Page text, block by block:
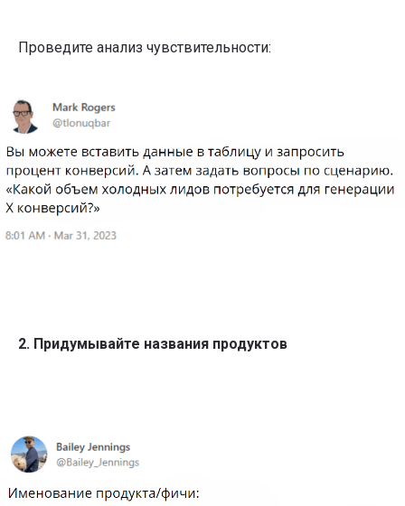
Проведите анализ чувствительности:
2. Придумывайте названия продуктов
Обучение по методологии Product Focus,
которую уже применяют в:
Я даюСогласие на получение информационно-
рекламных рассылок
Подобрать обучение